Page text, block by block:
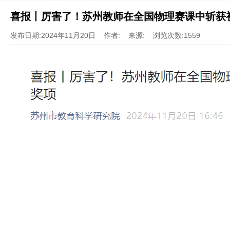
喜报丨厉害了！苏州教师在全国物理赛课中斩
发布日期:2024年11月20日 作者: 来源: 浏览次数:1559